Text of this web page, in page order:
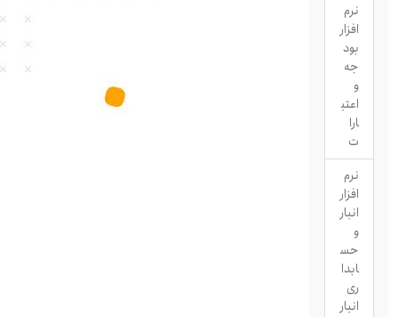
نرم
افزار
بود
جه
و
اعتب
ارا
ت
نرم
افزار
انبار
و
حس
ابدا
ری
انبار